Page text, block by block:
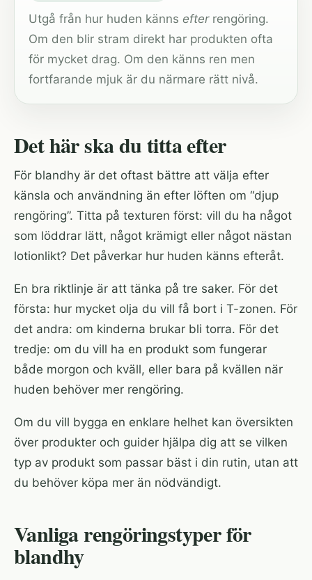
Utgå från hur huden känns efterrengöring.
Om den blir stram direkt har produkten ofta
för mycket drag. Om den känns ren men
fortfarande mjuk är du närmare rätt nivå.
Det här ska du titta efter
För blandhy är det oftast bättre att välja efter
känsla och användning än efter löften om “djup
rengöring”. Titta på texturen först: vill du ha något
som löddrar lätt, något krämigt eller något nästan
lotionlikt? Det påverkar hur huden känns efteråt.
En bra riktlinje är att tänka på tre saker. För det
första: hur mycket olja du vill få bort i T-zonen. För
det andra: om kinderna brukar bli torra. För det
tredje: om du vill ha en produkt som fungerar
både morgon och kväll, eller bara på kvällen när
huden behöver mer rengöring.
Om du vill bygga en enklare helhet kan översikten
över produkter och guider hjälpa dig att se vilken
typ av produkt som passar bäst i din rutin, utan att
du behöver köpa mer än nödvändigt.
Vanliga rengöringstyper för
blandhy